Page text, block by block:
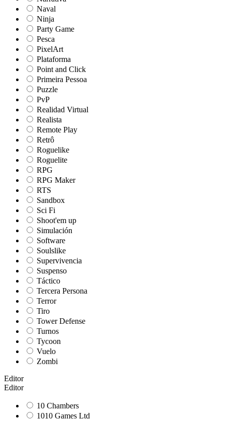
Naval
Ninja
Party Game
Pesca
PixelArt
Plataforma
Point and Click
Primeira Pessoa
Puzzle
PvP
Realidad Virtual
Realista
Remote Play
Retrô
Roguelike
Roguelite
RPG
RPG Maker
RTS
Sandbox
Sci Fi
Shoot'em up
Simulación
Software
Soulslike
Supervivencia
Suspenso
Táctico
Tercera Persona
Terror
Tiro
Tower Defense
Turnos
Tycoon
Vuelo
Zombi
Editor
Editor
10 Chambers
1010 Games Ltd